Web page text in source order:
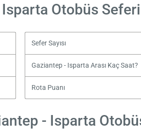
Otobüs Seferi
Sefer Sayısı
Gaziantep - Isparta Arası Kaç Saat?
Rota Puanı
- Isparta